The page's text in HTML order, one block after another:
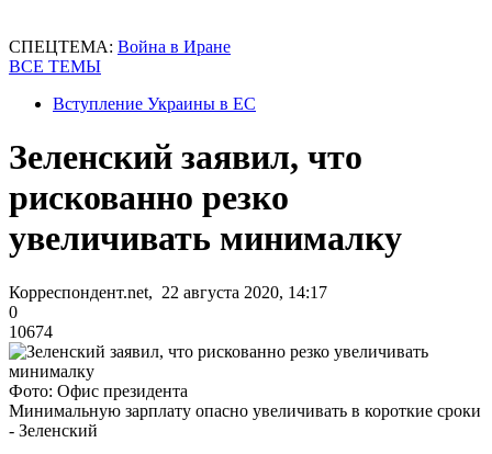
СПЕЦТЕМА: Война в Иране
ВСЕ ТЕМЫ
Вступление Украины в ЕС
Зеленский заявил, что
рискованно резко
увеличивать минималку
Корреспондент.net, 22 августа 2020, 14:17
0
10674
Фото: Офис президента
Минимальную зарплату опасно увеличивать в короткие сроки
- Зеленский